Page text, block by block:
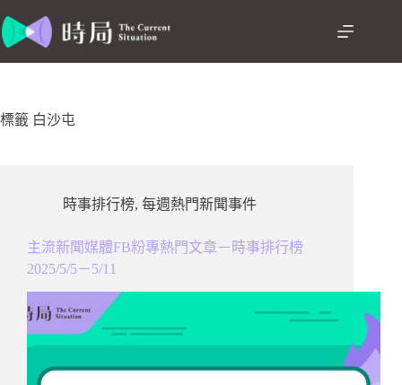
至
容
標籤 白沙屯
時事排行榜, 每週熱門新聞事件
主流新聞媒體FB粉專熱門文章－時事排行榜
2025/5/5－5/11